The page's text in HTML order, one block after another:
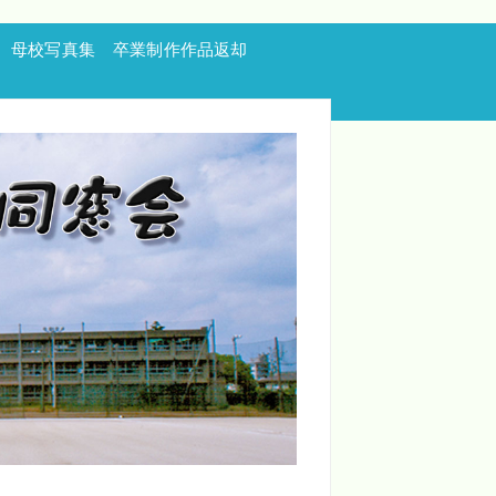
母校写真集 卒業制作作品返却